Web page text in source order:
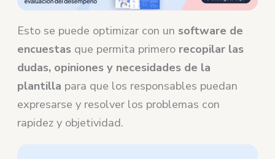
Esto se puede optimizar con un software de
encuestas que permita primero recopilar las
dudas, opiniones y necesidades de la
plantilla para que los responsables puedan
expresarse y resolver los problemas con
rapidez y objetividad.